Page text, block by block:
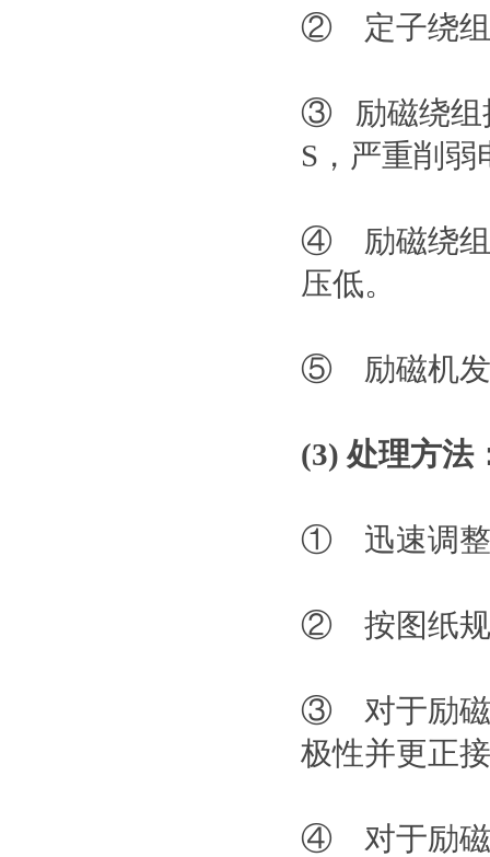
② 定子绕组
③ 励磁绕组
S，严重削
④ 励磁绕组
压低。
⑤ 励磁机发
(3) 处理方法
① 迅速调整
② 按图纸规
③ 对于励磁
极性并更正
④ 对于励磁